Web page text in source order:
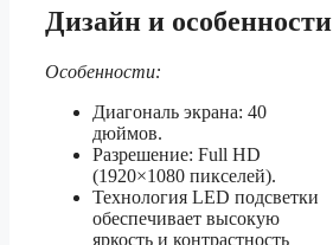
Дизайн и особенности
Особенности:
Диагональ экрана: 40
дюймов.
Разрешение: Full HD
(1920×1080 пикселей).
Технология LED подсветки
обеспечивает высокую
яркость и контрастность